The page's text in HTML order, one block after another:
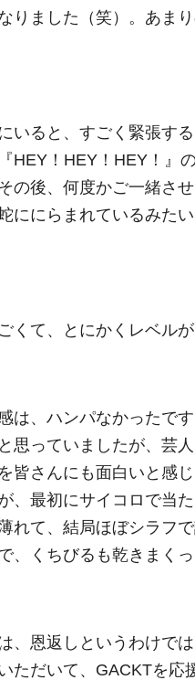
ました（笑）。あま
いると、すごく緊張す
HEY！HEY！HEY！』
の後、何度かご一緒さ
ににらまれているみた
くて、とにかくレベル
は、ハンパなかったで
思っていましたが、芸
皆さんにも面白いと感
、最初にサイコロで当
れて、結局ほぼシラフ
くちびるも乾きまくっ
、恩返しというわけで
ただいて、GACKTを応